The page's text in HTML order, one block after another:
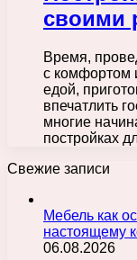
своими
Время,
с комфортом
едой,
впечатлить
многие
постройках
Свежие записи
Мебель как
настоящему
06.08.2026